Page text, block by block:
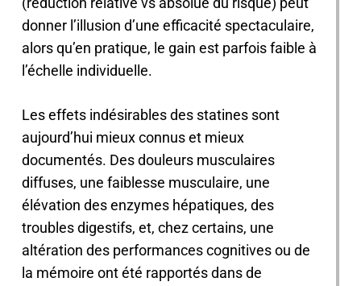
donner l’illusion d’une efficacité spectaculaire,
alors qu’en pratique, le gain est parfois faible à
l’échelle individuelle.
Les effets indésirables des statines sont
aujourd’hui mieux connus et mieux
documentés. Des douleurs musculaires
diffuses, une faiblesse musculaire, une
élévation des enzymes hépatiques, des
troubles digestifs, et, chez certains, une
altération des performances cognitives ou de
la mémoire ont été rapportés dans de